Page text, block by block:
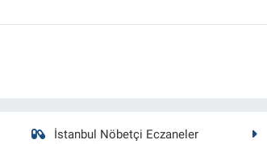
İstanbul Nöbetçi Eczaneler